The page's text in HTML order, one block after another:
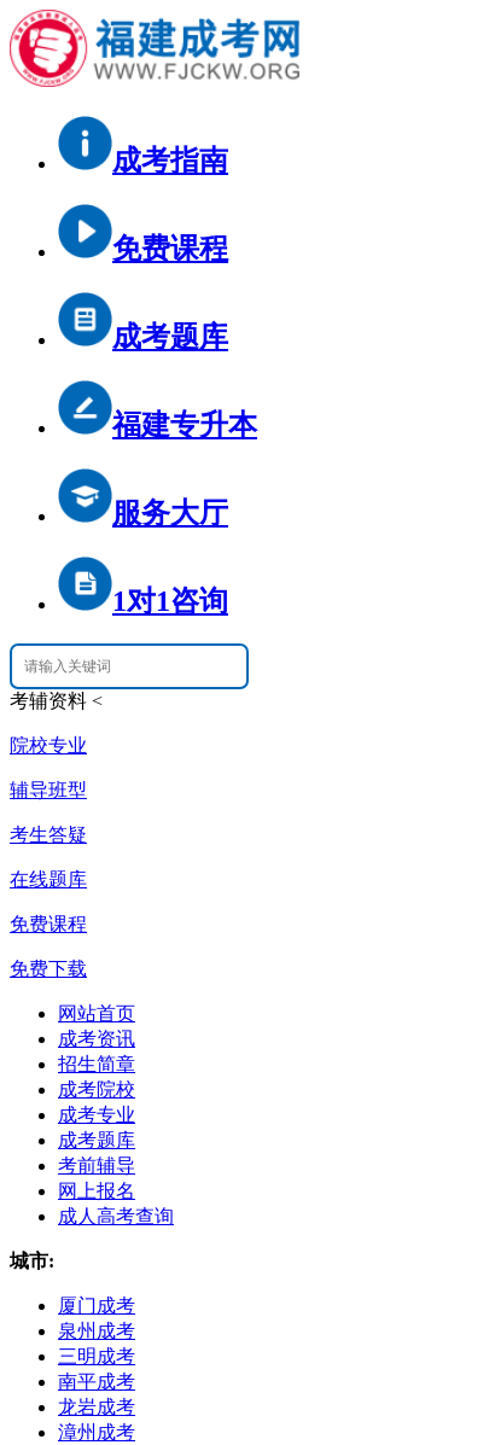
成考指南
免费课程
成考题库
福建专升本
服务大厅
1对1咨询
考辅资料 <
院校专业
辅导班型
考生答疑
在线题库
免费课程
免费下载
网站首页
成考资讯
招生简章
成考院校
成考专业
成考题库
考前辅导
网上报名
成人高考查询
城市:
厦门成考
泉州成考
三明成考
南平成考
龙岩成考
漳州成考